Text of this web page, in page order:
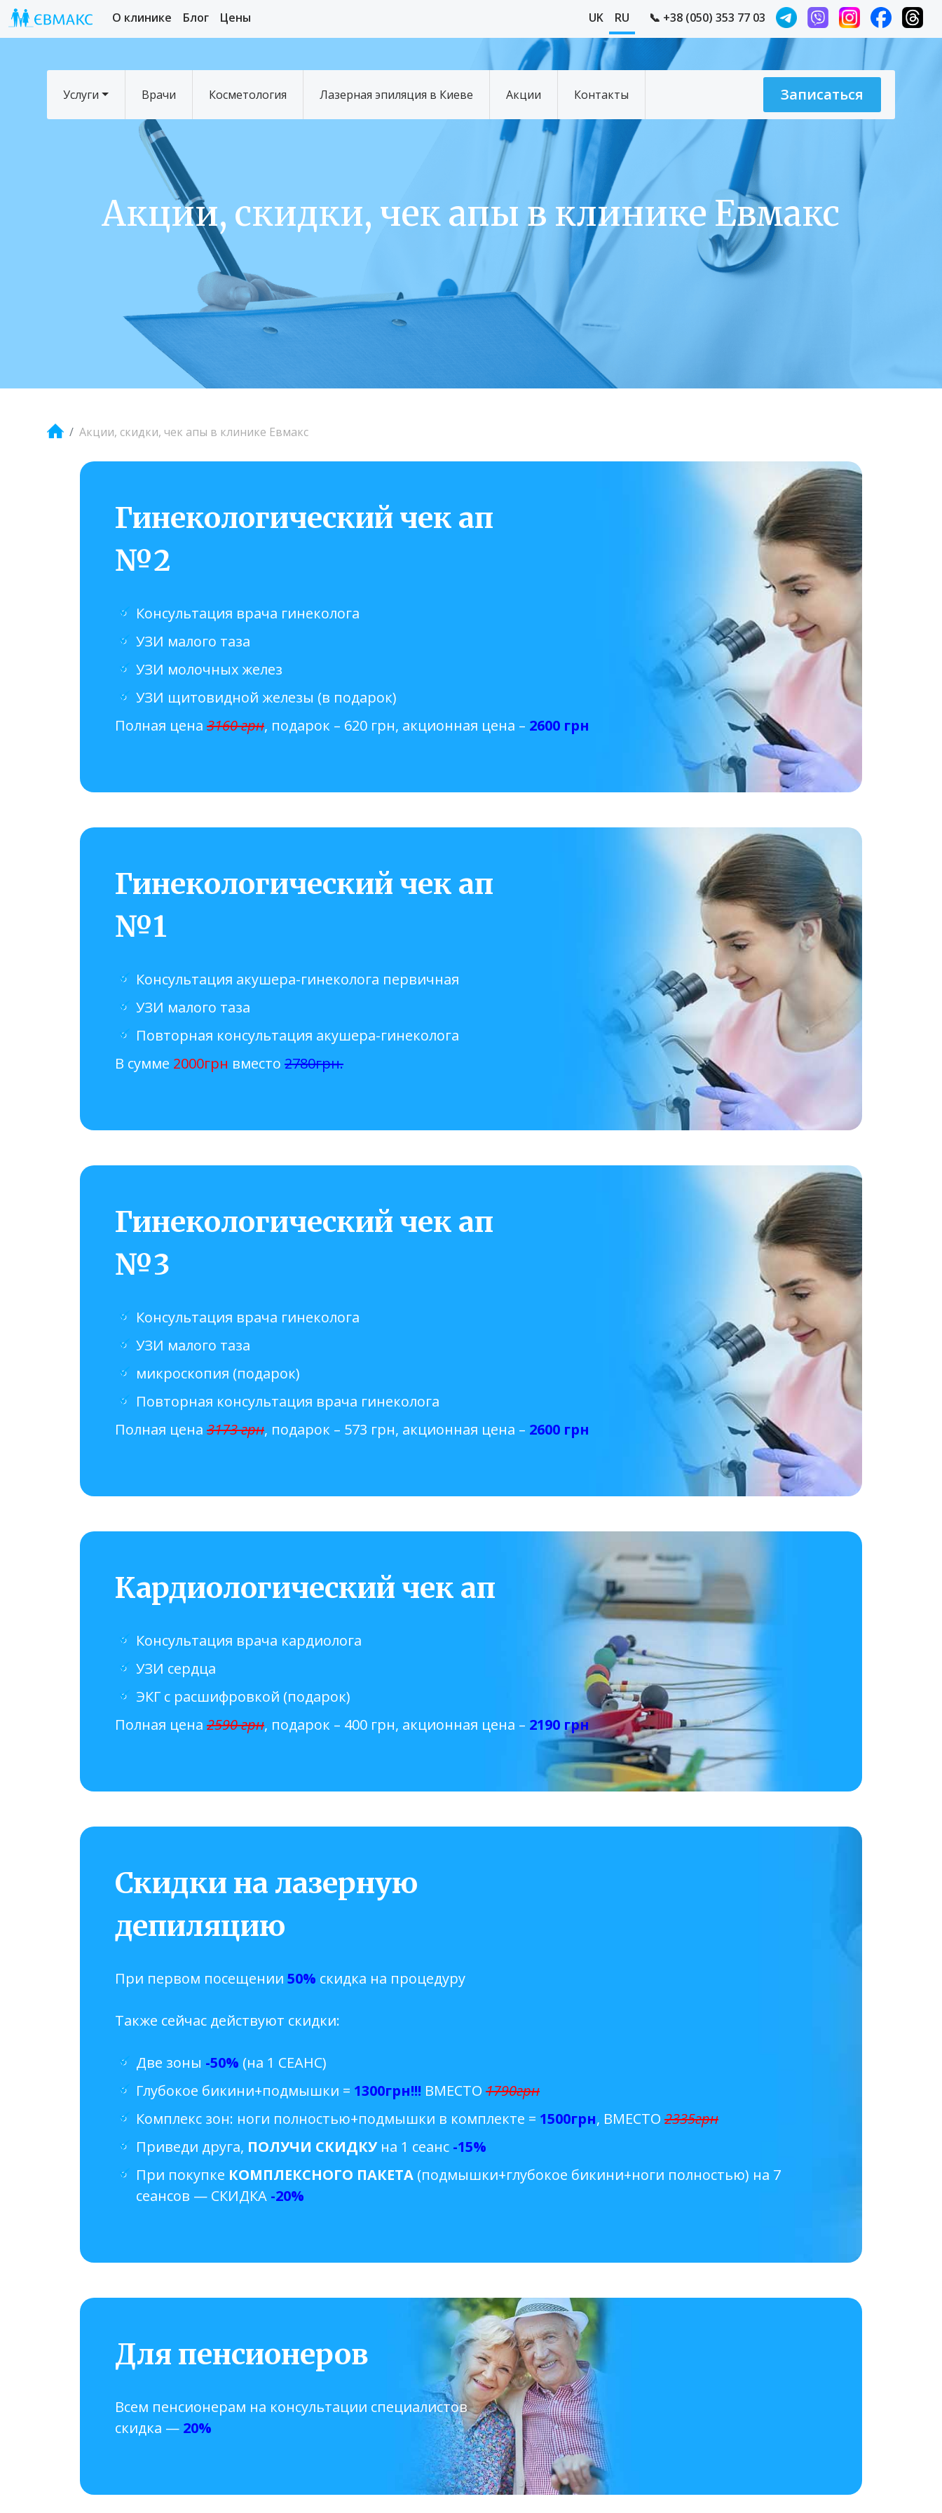
О клинике Блог Цены UK RU 📞 +38 (050) 353 77 03
Услуги Врачи Косметология Лазерная эпиляция в Киеве Акции Контакты Записаться
Акции, скидки, чек апы в клинике Евмакс
Акции, скидки, чек апы в клинике Евмакс
Гинекологический чек ап
№2
Консультация врача гинеколога
УЗИ малого таза
УЗИ молочных желез
УЗИ щитовидной железы (в подарок)
Полная цена 3160 грн, подарок – 620 грн, акционная цена – 2600 грн
Гинекологический чек ап
№1
Консультация акушера-гинеколога первичная
УЗИ малого таза
Повторная консультация акушера-гинеколога
В сумме 2000грн вместо 2780грн.
Гинекологический чек ап
№3
Консультация врача гинеколога
УЗИ малого таза
микроскопия (подарок)
Повторная консультация врача гинеколога
Полная цена 3173 грн, подарок – 573 грн, акционная цена – 2600 грн
Кардиологический чек ап
Консультация врача кардиолога
УЗИ сердца
ЭКГ с расшифровкой (подарок)
Полная цена 2590 грн, подарок – 400 грн, акционная цена – 2190 грн
Скидки на лазерную
депиляцию
При первом посещении 50% скидка на процедуру
Также сейчас действуют скидки:
Две зоны -50% (на 1 СЕАНС)
Глубокое бикини+подмышки = 1300грн!!! ВМЕСТО 1790грн
Комплекс зон: ноги полностью+подмышки в комплекте = 1500грн, ВМЕСТО 2335грн
Приведи друга, ПОЛУЧИ СКИДКУна 1 сеанс -15%
При покупке КОМПЛЕКСНОГО ПАКЕТА (подмышки+глубокое бикини+ноги полностью) на 7
сеансов — СКИДКА -20%
Для пенсионеров
Всем пенсионерам на консультации специалистов
скидка — 20%